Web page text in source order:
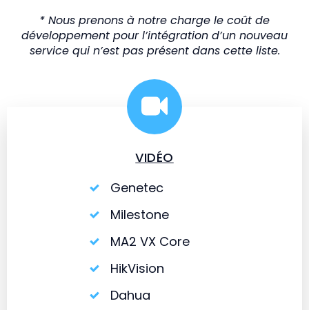
* Nous prenons à notre charge le coût de
développement pour l’intégration d’un nouveau
service qui n’est pas présent dans cette liste.
VIDÉO
Genetec
Milestone
MA2 VX Core
HikVision
Dahua